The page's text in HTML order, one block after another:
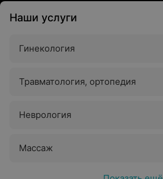
Наши услуги
Гинекология
Травматология, ортопедия
Неврология
Массаж